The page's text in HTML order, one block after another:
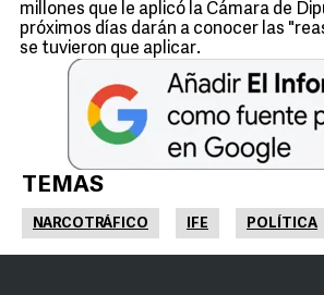
millones que le aplicó la Cámara de
próximos días darán a conocer las
se tuvieron que aplicar.
TEMAS
NARCOTRÁFICO IFE POLÍTICA